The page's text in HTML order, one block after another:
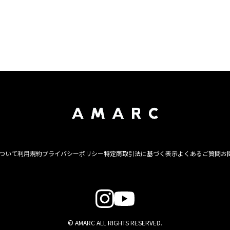
いて利用規約プライバシーポリシー特定商取引法に基づく表示よくあるご質問お
© AMARC ALL RIGHTS RESERVED.